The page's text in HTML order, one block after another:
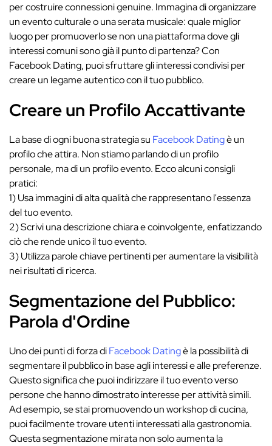
per costruire connessioni genuine. Immagina di organizzare
un evento culturale o una serata musicale: quale miglior
luogo per promuoverlo se non una piattaforma dove gli
interessi comuni sono già il punto di partenza? Con
Facebook Dating, puoi sfruttare gli interessi condivisi per
creare un legame autentico con il tuo pubblico.
Creare un Profilo Accattivante
La base di ogni buona strategia su Facebook Datingè un
profilo che attira. Non stiamo parlando di un profilo
personale, ma di un profilo evento. Ecco alcuni consigli
pratici:
1) Usa immagini di alta qualità che rappresentano l'essenza
del tuo evento.
2) Scrivi una descrizione chiara e coinvolgente, enfatizzando
ciò che rende unico il tuo evento.
3) Utilizza parole chiave pertinenti per aumentare la visibilità
nei risultati di ricerca.
Segmentazione del Pubblico:
Parola d'Ordine
Uno dei punti di forza diFacebook Datingè la possibilità di
segmentare il pubblico in base agli interessi e alle preferenze.
Questo significa che puoi indirizzare il tuo evento verso
persone che hanno dimostrato interesse per attività simili.
Ad esempio, se stai promuovendo un workshop di cucina,
puoi facilmente trovare utenti interessati alla gastronomia.
Questa segmentazione mirata non solo aumenta la